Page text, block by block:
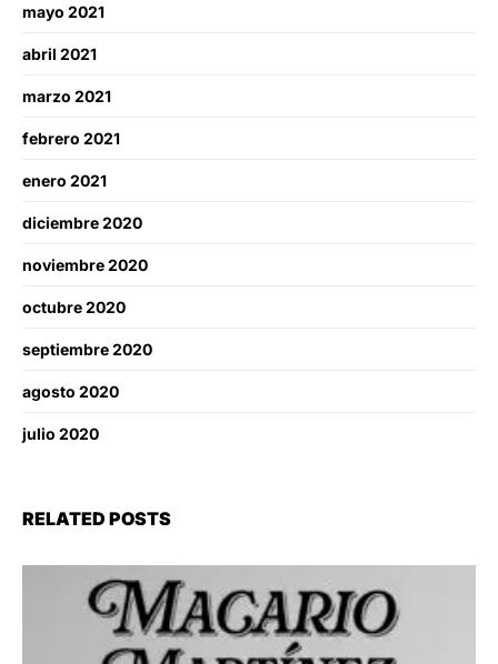
mayo 2021
abril 2021
marzo 2021
febrero 2021
enero 2021
diciembre 2020
noviembre 2020
octubre 2020
septiembre 2020
agosto 2020
julio 2020
RELATED POSTS